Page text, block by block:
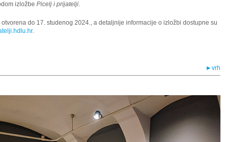
izložbe Picelj i prijatelji.
otvorena do 17. studenog 2024., a detaljnije informacije o izložbi dostupne su
.
►vrh